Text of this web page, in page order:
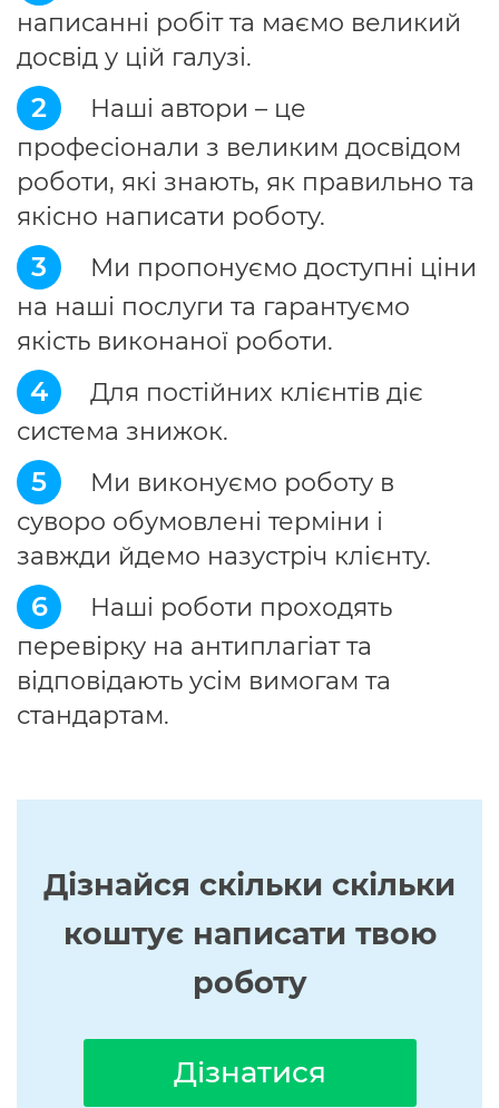
написанні робіт та маємо великий
досвід у цій галузі.
2
Наші автори – це
професіонали з великим досвідом
роботи, які знають, як правильно та
якісно написати роботу.
3
Ми пропонуємо доступні ціни
на наші послуги та гарантуємо
якість виконаної роботи.
4
Для постійних клієнтів діє
система знижок.
5
Ми виконуємо роботу в
суворо обумовлені терміни і
завжди йдемо назустріч клієнту.
6
Наші роботи проходять
перевірку на антиплагіат та
відповідають усім вимогам та
стандартам.
Дізнайся скільки скільки
коштує написати твою
роботу
Дізнатися